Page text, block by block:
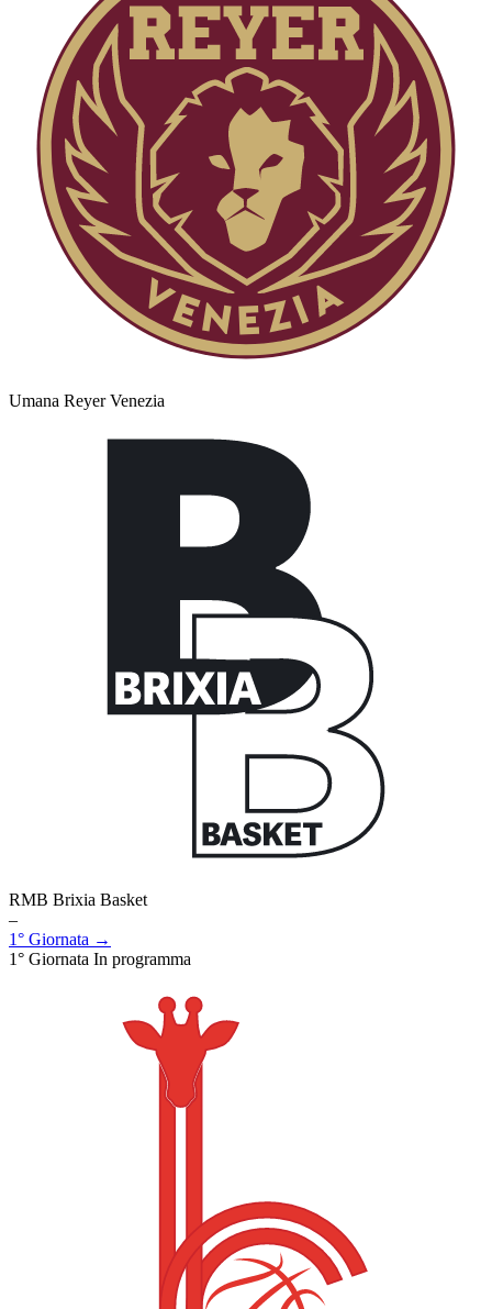
Umana Reyer Venezia
RMB Brixia Basket
–
1° Giornata →
1° Giornata In programma